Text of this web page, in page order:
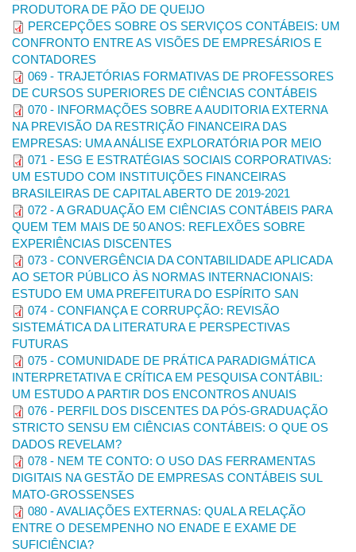
Os arquivos devem conter o cabeçalho do evento,
conforme modelo disponibilizado.
Será submetido um único arquivo em formato pdf. No
arquivo submetido os autores não devem ser identificados.
Os artigos divulgados nos anais do congresso serão
gerados automaticamente, a partir das informações
cadastradas no momento da submissão, constando a
identificação dos autores.
Observação: remover as identificações nas propriedades do
arquivo antes da submissão.
Os trabalhos devem seguir rigorosamente as instruções de
formatação do evento. Trabalhos com identificação dos autores
ou sem a indicação de área temática serão desclassificados.
Indicações para fast-track
Todos os trabalhos aceitos e apresentados serão publicados
nos Anais da Conferência. Os melhores trabalhos serão
indicados parafast-track para periódicos de alta relevância na
área, apresentados a seguir.
Periódicos - Fast-track(ordem alfabética)
Periódico ISSN Vínculo
Site
Advances in
Scientific and
Applied
Accounting
(ASAA Journal)
1983-
8611
ANPCONT https://asaa.anpcont.org.br/index.php/asaa
Revista
Ambiente
Contábil
2176-
9036
UFRN https://periodicos.ufrn.br/ambiente
PRODUTORA DE PÃO DE QUEIJO
PERCEPÇÕES SOBRE OS SERVIÇOS CONTÁBEIS: UM
CONFRONTO ENTRE AS VISÕES DE EMPRESÁRIOS E
CONTADORES
069 - TRAJETÓRIAS FORMATIVAS DE PROFESSORES
DE CURSOS SUPERIORES DE CIÊNCIAS CONTÁBEIS
070 - INFORMAÇÕES SOBRE A AUDITORIA EXTERNA
NA PREVISÃO DA RESTRIÇÃO FINANCEIRA DAS
EMPRESAS: UMA ANÁLISE EXPLORATÓRIA POR MEIO
071 - ESG E ESTRATÉGIAS SOCIAIS CORPORATIVAS:
UM ESTUDO COM INSTITUIÇÕES FINANCEIRAS
BRASILEIRAS DE CAPITAL ABERTO DE 2019-2021
072 - A GRADUAÇÃO EM CIÊNCIAS CONTÁBEIS PARA
QUEM TEM MAIS DE 50 ANOS: REFLEXÕES SOBRE
EXPERIÊNCIAS DISCENTES
073 - CONVERGÊNCIA DA CONTABILIDADE APLICADA
AO SETOR PÚBLICO ÀS NORMAS INTERNACIONAIS:
ESTUDO EM UMA PREFEITURA DO ESPÍRITO SAN
074 - CONFIANÇA E CORRUPÇÃO: REVISÃO
SISTEMÁTICA DA LITERATURA E PERSPECTIVAS
FUTURAS
075 - COMUNIDADE DE PRÁTICA PARADIGMÁTICA
INTERPRETATIVA E CRÍTICA EM PESQUISA CONTÁBIL:
UM ESTUDO A PARTIR DOS ENCONTROS ANUAIS
076 - PERFIL DOS DISCENTES DA PÓS-GRADUAÇÃO
STRICTO SENSU EM CIÊNCIAS CONTÁBEIS: O QUE OS
DADOS REVELAM?
078 - NEM TE CONTO: O USO DAS FERRAMENTAS
DIGITAIS NA GESTÃO DE EMPRESAS CONTÁBEIS SUL
MATO-GROSSENSES
080 - AVALIAÇÕES EXTERNAS: QUAL A RELAÇÃO
ENTRE O DESEMPENHO NO ENADE E EXAME DE
SUFICIÊNCIA?